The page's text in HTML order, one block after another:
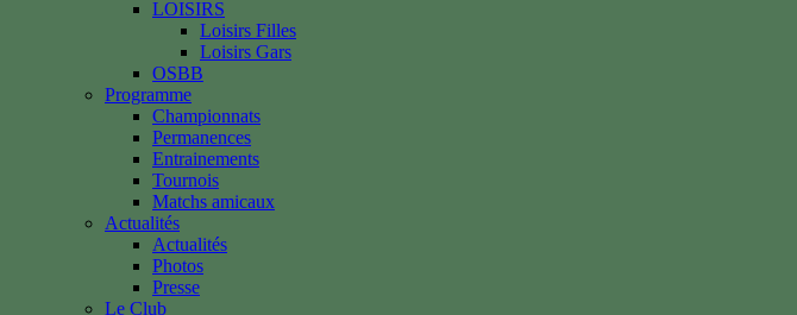
LOISIRS
Loisirs Filles
Loisirs Gars
OSBB
Programme
Championnats
Permanences
Entrainements
Tournois
Matchs amicaux
Actualités
Actualités
Photos
Presse
Le Club